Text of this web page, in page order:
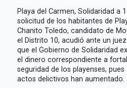
Playa del Carmen, Solidaridad a
solicitud de los habitantes de
Chanito Toledo, candidato de
el Distrito 10, acudió ante un
que el Gobierno de Solidaridad
el dinero correspondiente a
seguridad de los playenses,
actos delictivos han aumentado.